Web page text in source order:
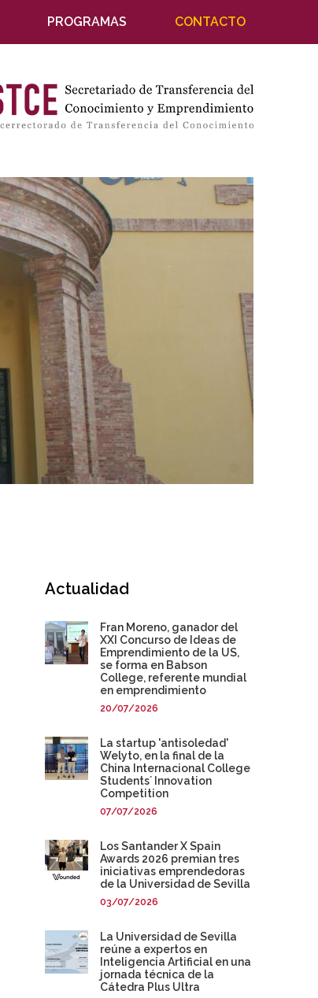
PROGRAMAS CONTACTO
Actualidad
Fran Moreno, ganador del
XXI Concurso de Ideas de
Emprendimiento de la US,
se forma en Babson
College, referente mundial
en emprendimiento
20/07/2026
La startup 'antisoledad'
Welyto, en la final de la
China Internacional College
Students´ Innovation
Competition
07/07/2026
Los Santander X Spain
Awards 2026 premian tres
iniciativas emprendedoras
de la Universidad de Sevilla
03/07/2026
La Universidad de Sevilla
reúne a expertos en
Inteligencia Artificial en una
jornada técnica de la
Cátedra Plus Ultra